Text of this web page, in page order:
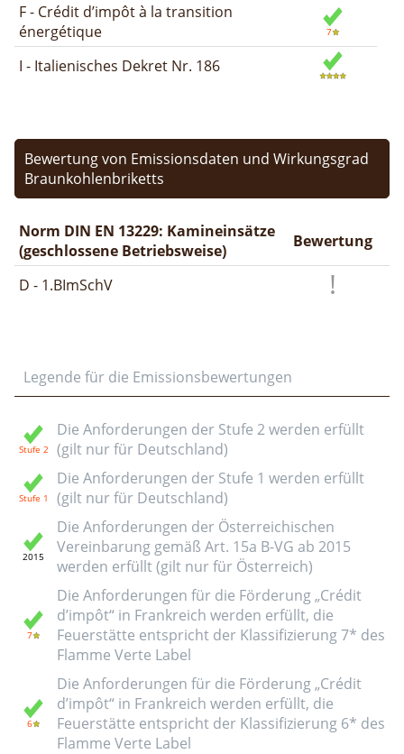
F - Crédit d’impôt à la transition
énergétique
I - Italienisches Dekret Nr. 186
Bewertung von Emissionsdaten und Wirkungsgrad
Braunkohlenbriketts
Norm DIN EN 13229: Kamineinsätze
(geschlossene Betriebsweise)
Bewertung
D - 1.BImSchV
Legende für die Emissionsbewertungen
Die Anforderungen der Stufe 2 werden erfüllt
(gilt nur für Deutschland)
Die Anforderungen der Stufe 1 werden erfüllt
(gilt nur für Deutschland)
Die Anforderungen der Österreichischen
Vereinbarung gemäß Art. 15a B-VG ab 2015
werden erfüllt (gilt nur für Österreich)
Die Anforderungen für die Förderung „Crédit
d’impôt“ in Frankreich werden erfüllt, die
Feuerstätte entspricht der Klassifizierung 7* des
Flamme Verte Label
Die Anforderungen für die Förderung „Crédit
d’impôt“ in Frankreich werden erfüllt, die
Feuerstätte entspricht der Klassifizierung 6* des
Flamme Verte Label